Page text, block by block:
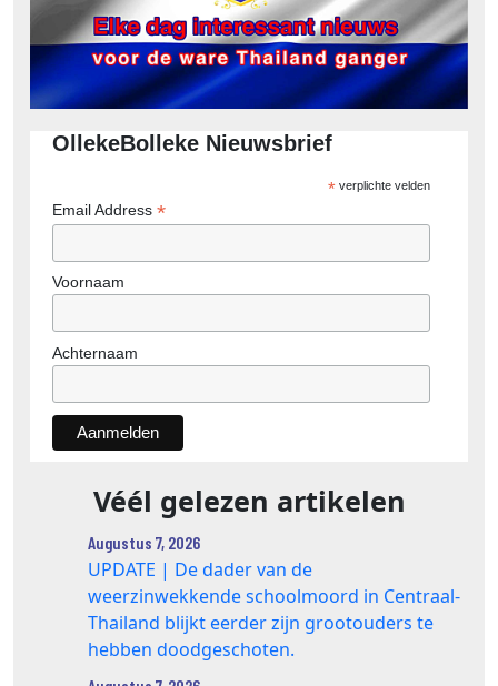
OllekeBolleke Nieuwsbrief
*verplichte velden
Email Address *
Voornaam
Achternaam
Véél gelezen artikelen
Augustus 7, 2026
UPDATE | De dader van de
weerzinwekkende schoolmoord in Centraal-
Thailand blijkt eerder zijn grootouders te
hebben doodgeschoten.